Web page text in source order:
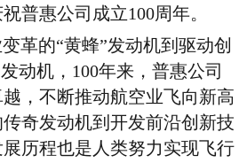
普惠公司成立100周年。
革的“黄蜂”发动机到驱动创
动机，100年来，普惠公司
，不断推动航空业飞向新高
奇发动机到开发前沿创新技
历程也是人类努力实现飞行